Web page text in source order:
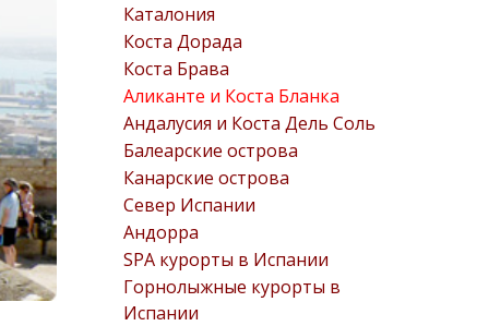
Каталония
Коста Дорада
Коста Брава
Аликанте и Коста Бланка
Андалусия и Коста Дель Соль
Балеарские острова
Канарские острова
Север Испании
Андорра
SPA курорты в Испании
Горнолыжные курорты в
Испании